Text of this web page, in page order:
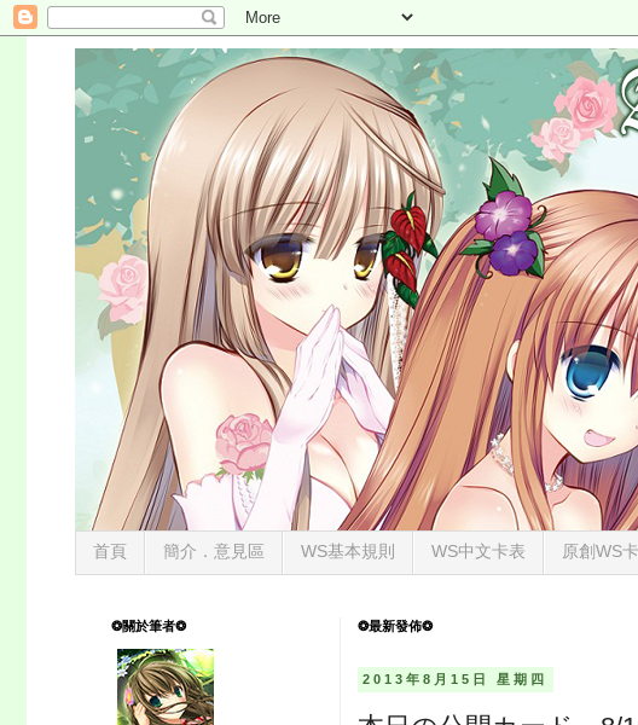
首頁 簡介．意見區 WS基本規則 WS中文卡表 原創WS
❂最新發佈❂
2013年8月15日 星期四
❂關於筆者❂